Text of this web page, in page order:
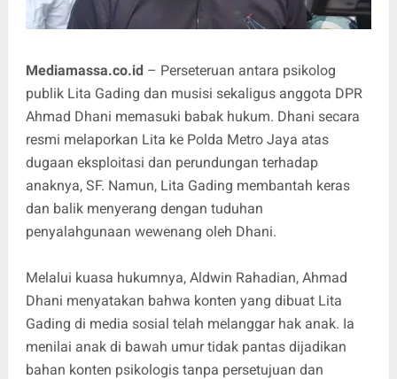
Mediamassa.co.id– Perseteruan antara psikolog
publik Lita Gading dan musisi sekaligus anggota DPR
Ahmad Dhani memasuki babak hukum. Dhani secara
resmi melaporkan Lita ke Polda Metro Jaya atas
dugaan eksploitasi dan perundungan terhadap
anaknya, SF. Namun, Lita Gading membantah keras
dan balik menyerang dengan tuduhan
penyalahgunaan wewenang oleh Dhani.
Melalui kuasa hukumnya, Aldwin Rahadian, Ahmad
Dhani menyatakan bahwa konten yang dibuat Lita
Gading di media sosial telah melanggar hak anak. Ia
menilai anak di bawah umur tidak pantas dijadikan
bahan konten psikologis tanpa persetujuan dan